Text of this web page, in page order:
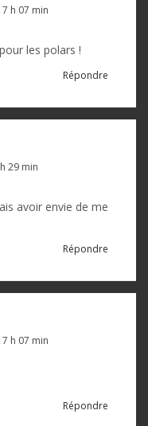
h 07 min
les polars !
Répondre
29 min
avoir envie de me
Répondre
h 07 min
Répondre